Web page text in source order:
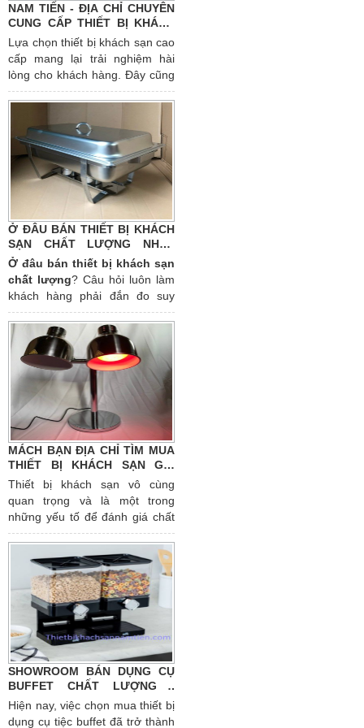
NAM TIẾN - ĐỊA CHỈ CHUYÊN
CUNG CẤP THIẾT BỊ KHÁCH
SẠN UY TÍN
Lựa chọn thiết bị khách sạn cao
cấp mang lại trải nghiệm hài
lòng cho khách hàng. Đây cũng
là một trong những điều quan
trọng để khách hàng đánh giá
chất lượng dịch vụ của bạn. Tuy
nhiên, việc tìm kiếmđịa chỉ
bán thiết bị khách sạn tphcm
cũng là yếu tố đặt lên hàng đầu.
Bởi bạn tìm kiếm được đơn vị
cung cấp đảm bảo các tiêu chí
đưa ra của doanh nghiệp sẽ
giúp khách sạn của bạn thu hút
khách hàng hơn. Cùng tìm hiểu
rõ hơn qua bài viết sau đây nhé!
Ở ĐÂU BÁN THIẾT BỊ KHÁCH
SẠN CHẤT LƯỢNG NHẤT
NHIỀU NGƯỜI LỰA CHỌN?
Ở đâu bán thiết bị khách sạn
chất lượng? Câu hỏi luôn làm
khách hàng phải đắn đo suy
nghĩ rất nhiều trong việc tìm
kiếm dịch vụ chuyên cung cấp
các thiết bị cho khách sạn của
mình. Việc lựa chọn đơn vị
chuyên cung cấp thiết bị, đồ
dùng cho khách sạn chính là
công đoạn quan trọng quyết
định đến sự thành công của
doanh nghiệp. Cùng bài viết
dưới đây tìm hiểu rõ hơn những
tiêu chí lựa chọn để đưa ra
quyết định phù hợp.
MÁCH BẠN ĐỊA CHỈ TÌM MUA
THIẾT BỊ KHÁCH SẠN GIÁ
TỐT NHẤT THỊ TRƯỜNG
Thiết bị khách sạn vô cùng
quan trọng và là một trong
những yếu tố để đánh giá chất
lượng dịch vụ của nơi đó. Vì
tìm mua thiết bị
khách sạn giá tốtlà điều hiển
nhiên, bên cạnh đó bạn cũng
phải cân nhắc kĩ các yếu tố liên
quan đến chất lượng, độ bền và
thẩm mỹ cao.
SHOWROOM BÁN DỤNG CỤ
BUFFET CHẤT LƯỢNG -
THIẾT BỊ KHÁCH SẠN NAM
TIẾN
Hiện nay, việc chọn mua thiết bị
dụng cụ tiệc buffet đã trở thành